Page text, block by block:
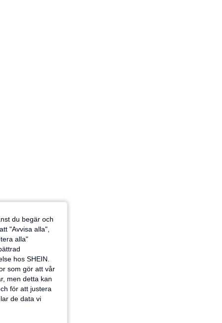
du begär och
"Avvisa alla",
alla"
hos SHEIN.
som gör att vår
men detta kan
för att justera
de data vi